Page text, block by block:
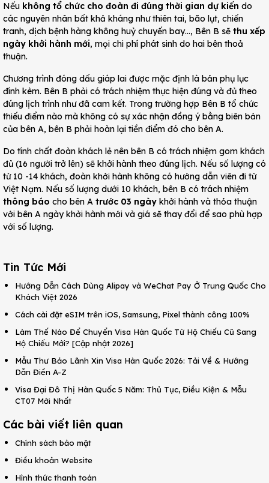
Nếu không tổ chức cho đoàn đi đúng thời gian dự kiến do
các nguyên nhân bất khả kháng như thiên tai, bão lụt, chiến
tranh, dịch bệnh hàng không huỷ chuyến bay…, Bên B sẽ thu xếp
ngày khởi hành mới, mọi chi phí phát sinh do hai bên thoả
thuận.
Chương trình đóng dấu giáp lai được mặc định là bản phụ lục
đính kèm. Bên B phải có trách nhiệm thực hiện đúng và đủ theo
đúng lịch trình như đã cam kết. Trong trường hợp Bên B tổ chức
thiếu điểm nào mà không có sự xác nhận đồng ý bằng biên bản
của bên A, bên B phải hoàn lại tiền điểm đó cho bên A.
Do tính chất đoàn khách lẻ nên bên B có trách nhiệm gom khách
đủ (16 người trở lên) sẽ khởi hành theo đúng lịch. Nếu số lượng có
từ 10 -14 khách, đoàn khởi hành không có hướng dẫn viên đi từ
Việt Nạm. Nếu số lượng dưới 10 khách, bên B có trách nhiệm
thông báo cho bên A trước 03 ngày khởi hành và thỏa thuận
với bên A ngày khởi hành mới và giá sẽ thay đổi để sao phù hợp
với số lượng.
Tin Tức Mới
Hướng Dẫn Cách Dùng Alipay và WeChat Pay Ở Trung Quốc Cho
Khách Việt 2026
Cách cài đặt eSIM trên iOS, Samsung, Pixel thành công 100%
Làm Thế Nào Để Chuyển Visa Hàn Quốc Từ Hộ Chiếu Cũ Sang
Hộ Chiếu Mới? [Cập nhật 2026]
Mẫu Thư Bảo Lãnh Xin Visa Hàn Quốc 2026: Tải Về & Hướng
Dẫn Điền A-Z
Visa Đại Đô Thị Hàn Quốc 5 Năm: Thủ Tục, Điều Kiện & Mẫu
CT07 Mới Nhất
Các bài viết liên quan
Chính sách bảo mật
Điều khoản Website
Hình thức thanh toán